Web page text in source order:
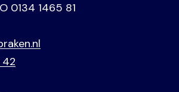
0134 1465 81
42